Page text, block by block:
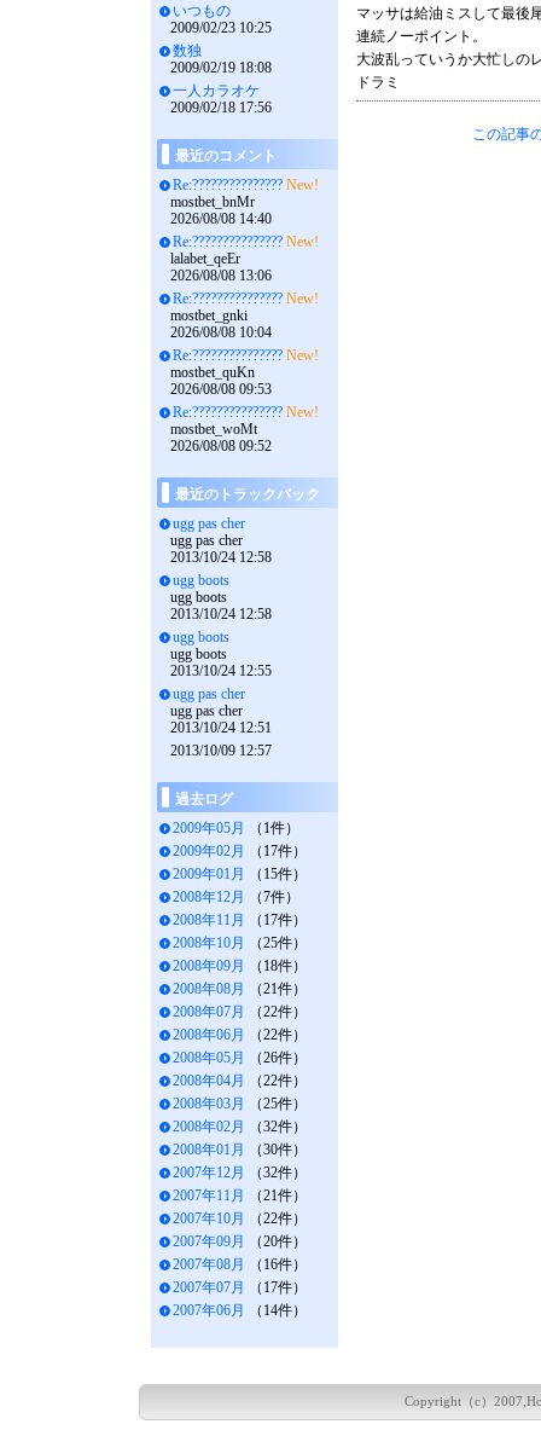
マッサは給油ミスして最後
連続ノーポイント。
大波乱っていうか大忙しの
ドラミ
この記事
いつもの
2009/02/23 10:25
数独
2009/02/19 18:08
一人カラオケ
2009/02/18 17:56
最近のコメント
Re:??????????????? New!
mostbet_bnMr
2026/08/08 14:40
Re:??????????????? New!
lalabet_qeEr
2026/08/08 13:06
Re:??????????????? New!
mostbet_gnki
2026/08/08 10:04
Re:??????????????? New!
mostbet_quKn
2026/08/08 09:53
Re:??????????????? New!
mostbet_woMt
2026/08/08 09:52
最近のトラックバック
ugg pas cher
ugg pas cher
2013/10/24 12:58
ugg boots
ugg boots
2013/10/24 12:58
ugg boots
ugg boots
2013/10/24 12:55
ugg pas cher
ugg pas cher
2013/10/24 12:51
2013/10/09 12:57
過去ログ
2009年05月
（1件）
2009年02月
（17件）
2009年01月
（15件）
2008年12月
（7件）
2008年11月
（17件）
2008年10月
（25件）
2008年09月
（18件）
2008年08月
（21件）
2008年07月
（22件）
2008年06月
（22件）
2008年05月
（26件）
2008年04月
（22件）
2008年03月
（25件）
2008年02月
（32件）
2008年01月
（30件）
2007年12月
（32件）
2007年11月
（21件）
2007年10月
（22件）
2007年09月
（20件）
2007年08月
（16件）
2007年07月
（17件）
2007年06月
（14件）
Copyright（c）